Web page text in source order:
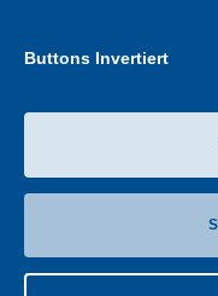
Buttons Invertiert